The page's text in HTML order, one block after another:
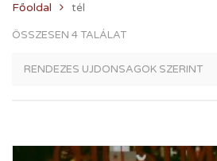
Főoldal tél
ÖSSZESEN 4 TALÁLAT